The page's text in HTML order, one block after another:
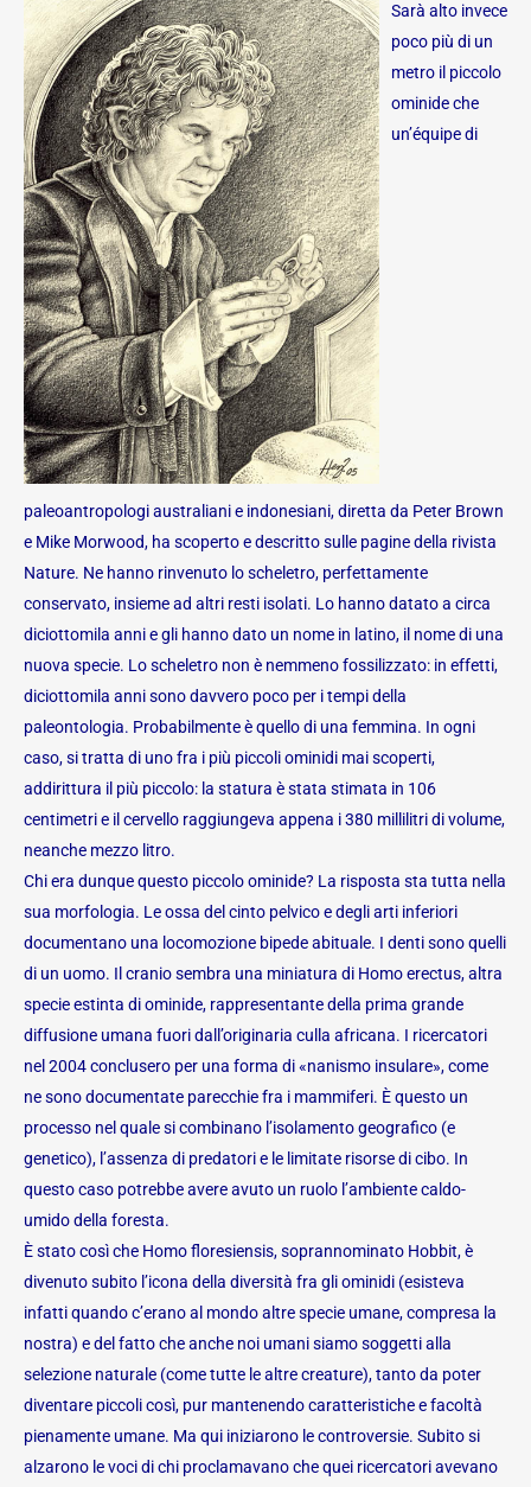
Sarà alto invece
poco più di un
metro il piccolo
ominide che
un’équipe di
paleoantropologi australiani e indonesiani, diretta da Peter Brown
e Mike Morwood, ha scoperto e descritto sulle pagine della rivista
Nature. Ne hanno rinvenuto lo scheletro, perfettamente
conservato, insieme ad altri resti isolati. Lo hanno datato a circa
diciottomila anni e gli hanno dato un nome in latino, il nome di una
nuova specie. Lo scheletro non è nemmeno fossilizzato: in effetti,
diciottomila anni sono davvero poco per i tempi della
paleontologia. Probabilmente è quello di una femmina. In ogni
caso, si tratta di uno fra i più piccoli ominidi mai scoperti,
addirittura il più piccolo: la statura è stata stimata in 106
centimetri e il cervello raggiungeva appena i 380 millilitri di volume,
neanche mezzo litro.
Chi era dunque questo piccolo ominide? La risposta sta tutta nella
sua morfologia. Le ossa del cinto pelvico e degli arti inferiori
documentano una locomozione bipede abituale. I denti sono quelli
di un uomo. Il cranio sembra una miniatura di Homo erectus, altra
specie estinta di ominide, rappresentante della prima grande
diffusione umana fuori dall’originaria culla africana. I ricercatori
nel 2004 conclusero per una forma di «nanismo insulare», come
ne sono documentate parecchie fra i mammiferi. È questo un
processo nel quale si combinano l’isolamento geografico (e
genetico), l’assenza di predatori e le limitate risorse di cibo. In
questo caso potrebbe avere avuto un ruolo l’ambiente caldo-
umido della foresta.
È stato così che Homo floresiensis, soprannominato Hobbit, è
divenuto subito l’icona della diversità fra gli ominidi (esisteva
infatti quando c’erano al mondo altre specie umane, compresa la
nostra) e del fatto che anche noi umani siamo soggetti alla
selezione naturale (come tutte le altre creature), tanto da poter
diventare piccoli così, pur mantenendo caratteristiche e facoltà
pienamente umane. Ma qui iniziarono le controversie. Subito si
alzarono le voci di chi proclamavano che quei ricercatori avevano